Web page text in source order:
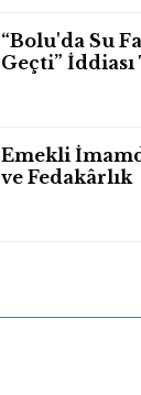
“Bolu'da Su
Geçti”
Emekli
ve Fedakârlık